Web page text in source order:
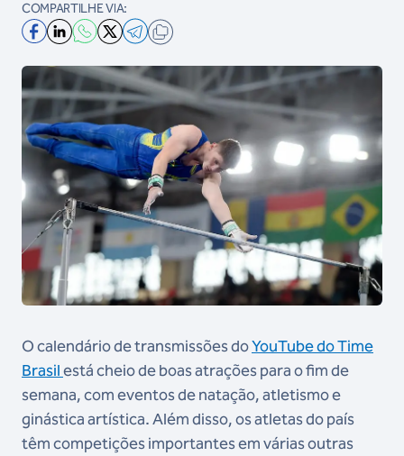
COMPARTILHE VIA:
O calendário de transmissões doYouTube do Time
Brasilestá cheio de boas atrações para o fim de
semana, com eventos de natação, atletismo e
ginástica artística. Além disso, os atletas do país
têm competições importantes em várias outras